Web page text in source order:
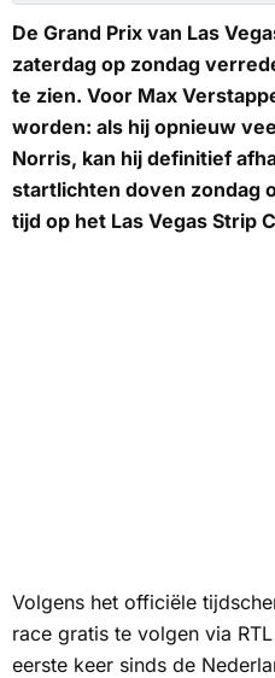
De Grand Prix van Las
zaterdag op zondag
te zien. Voor Max
worden: als hij opnieuw
Norris, kan hij definitief
startlichten doven zondag
tijd op het Las Vegas Strip
Volgens het officiële
race gratis te volgen via
eerste keer sinds de